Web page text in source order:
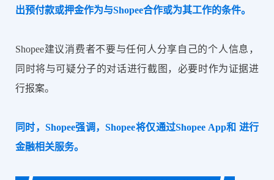
出预付款或押金作为与Shopee合作或为其工作的条件。
Shopee建议消费者不要与任何人分享自己的个人信息，
同时将与可疑分子的对话进行截图，必要时作为证据进
行报案。
同时，Shopee强调，Shopee将仅通过Shopee App和 进行
金融相关服务。